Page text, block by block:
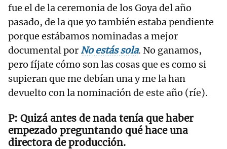
fue el de la ceremonia de los Goya del año
pasado, de la que yo también estaba pendiente
porque estábamos nominadas a mejor
documental por No estás sola. No ganamos,
pero fíjate cómo son las cosas que es como si
supieran que me debían una y me la han
devuelto con la nominación de este año (ríe).
Quizá antes de nada tenía que haber
empezado preguntando qué hace una
directora de producción.